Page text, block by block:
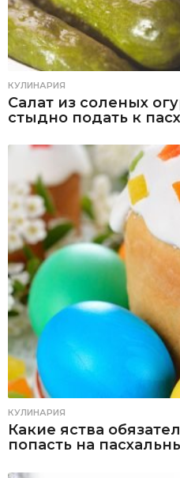
КУЛИНАРИЯ
Салат из соленых
стыдно подать к
КУЛИНАРИЯ
Какие яства
попасть на